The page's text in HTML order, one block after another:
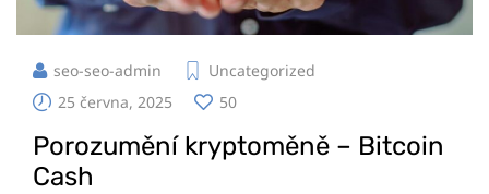
seo-seo-admin
Uncategorized
25 června, 2025
50
Porozumění kryptoměně – Bitcoin
Cash